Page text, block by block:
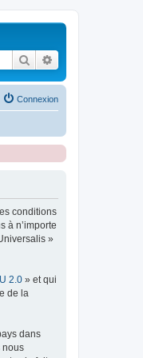
Rechercher
Connexion
conditions
à n’importe
»
2.0 » et qui
de la
dans
nous